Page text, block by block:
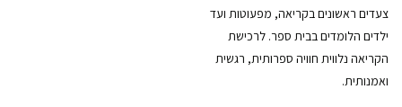
צעדים ראשונים בקריאה, מפעוטות ועד
ילדים הלומדים בבית ספר. לרכישת
הקריאה נלווית חוויה ספרותית, רגשית
ואמנותית.